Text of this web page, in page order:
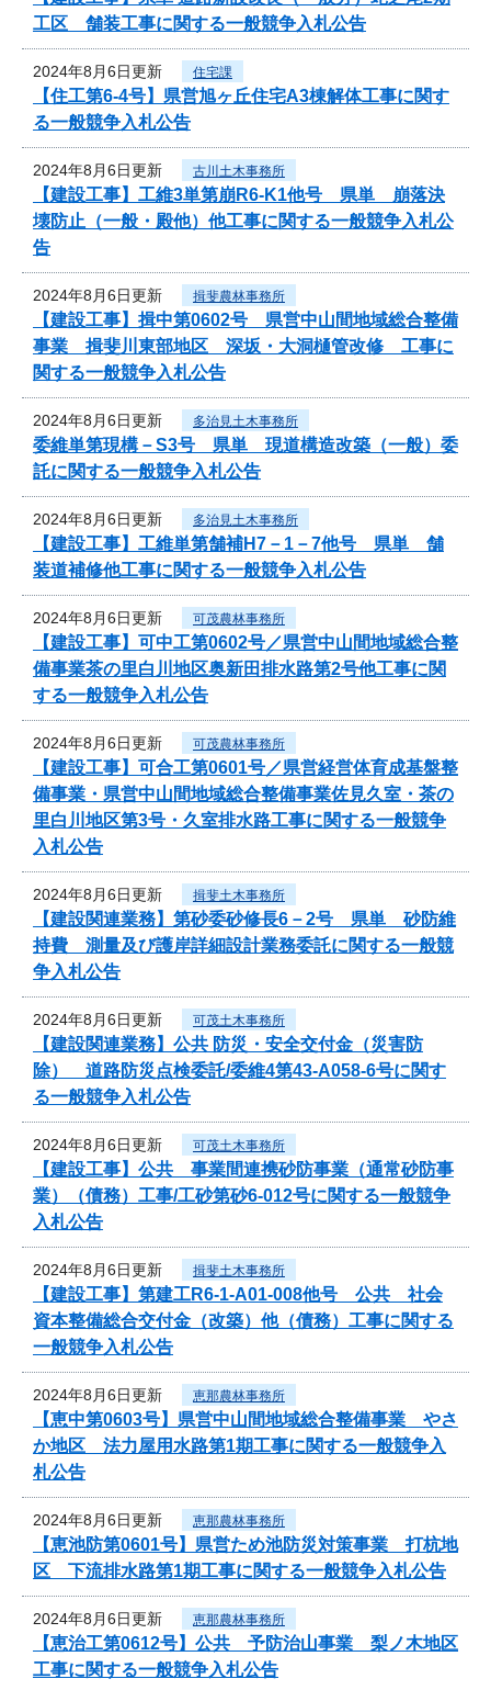
工区 舗装工事に関する一般競争入札公告
2024年8月6日更新 住宅課
【住工第6-4号】県営旭ヶ丘住宅A3棟解体工事に関す
る一般競争入札公告
2024年8月6日更新 古川土木事務所
【建設工事】工維3単第崩R6-K1他号 県単 崩落決
壊防止（一般・殿他）他工事に関する一般競争入札公
告
2024年8月6日更新 揖斐農林事務所
【建設工事】揖中第0602号 県営中山間地域総合整備
事業 揖斐川東部地区 深坂・大洞樋管改修 工事に
関する一般競争入札公告
2024年8月6日更新 多治見土木事務所
委維単第現構－S3号 県単 現道構造改築（一般）委
託に関する一般競争入札公告
2024年8月6日更新 多治見土木事務所
【建設工事】工維単第舗補H7－1－7他号 県単 舗
装道補修他工事に関する一般競争入札公告
2024年8月6日更新 可茂農林事務所
【建設工事】可中工第0602号／県営中山間地域総合整
備事業茶の里白川地区奥新田排水路第2号他工事に関
する一般競争入札公告
2024年8月6日更新 可茂農林事務所
【建設工事】可合工第0601号／県営経営体育成基盤整
備事業・県営中山間地域総合整備事業佐見久室・茶の
里白川地区第3号・久室排水路工事に関する一般競争
入札公告
2024年8月6日更新 揖斐土木事務所
【建設関連業務】第砂委砂修長6－2号 県単 砂防維
持費 測量及び護岸詳細設計業務委託に関する一般競
争入札公告
2024年8月6日更新 可茂土木事務所
【建設関連業務】公共 防災・安全交付金（災害防
除） 道路防災点検委託/委維4第43-A058-6号に関す
る一般競争入札公告
2024年8月6日更新 可茂土木事務所
【建設工事】公共 事業間連携砂防事業（通常砂防事
業）（債務）工事/工砂第砂6-012号に関する一般競争
入札公告
2024年8月6日更新 揖斐土木事務所
【建設工事】第建工R6-1-A01-008他号 公共 社会
資本整備総合交付金（改築）他（債務）工事に関する
一般競争入札公告
2024年8月6日更新 恵那農林事務所
【恵中第0603号】県営中山間地域総合整備事業 やさ
か地区 法力屋用水路第1期工事に関する一般競争入
札公告
2024年8月6日更新 恵那農林事務所
【恵池防第0601号】県営ため池防災対策事業 打杭地
区 下流排水路第1期工事に関する一般競争入札公告
2024年8月6日更新 恵那農林事務所
【恵治工第0612号】公共 予防治山事業 梨ノ木地区
工事に関する一般競争入札公告